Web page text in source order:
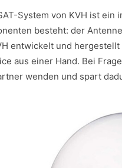
System von KVH ist
besteht: der
entwickelt und
aus einer Hand. Bei
wenden und spart